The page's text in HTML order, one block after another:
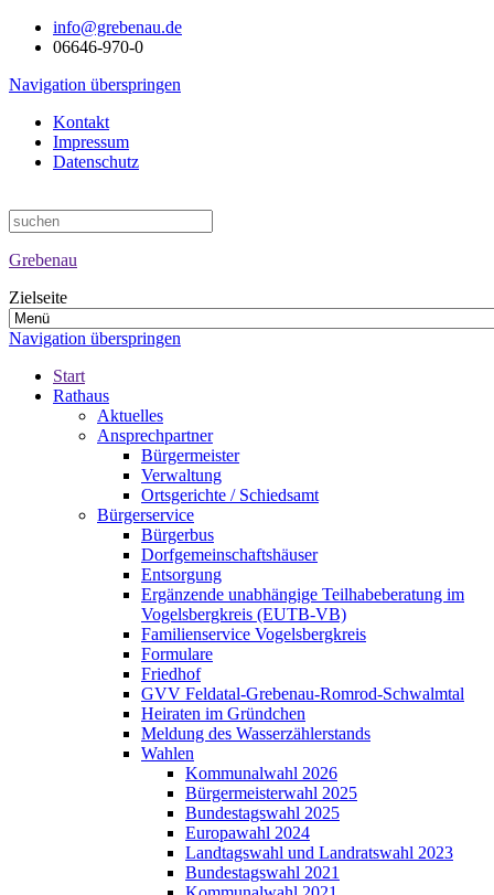
info@grebenau.de
06646-970-0
Navigation überspringen
Kontakt
Impressum
Datenschutz
Grebenau
Zielseite
Navigation überspringen
Start
Rathaus
Aktuelles
Ansprechpartner
Bürgermeister
Verwaltung
Ortsgerichte / Schiedsamt
Bürgerservice
Bürgerbus
Dorfgemeinschaftshäuser
Entsorgung
Ergänzende unabhängige Teilhabeberatung im
Vogelsbergkreis (EUTB-VB)
Familienservice Vogelsbergkreis
Formulare
Friedhof
GVV Feldatal-Grebenau-Romrod-Schwalmtal
Heiraten im Gründchen
Meldung des Wasserzählerstands
Wahlen
Kommunalwahl 2026
Bürgermeisterwahl 2025
Bundestagswahl 2025
Europawahl 2024
Landtagswahl und Landratswahl 2023
Bundestagswahl 2021